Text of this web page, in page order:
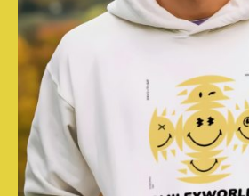
variations.
Les
options
peuvent
être
choisies
sur
la
page